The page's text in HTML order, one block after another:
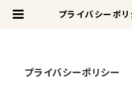
プライバシーポ
プライバシーポリシー